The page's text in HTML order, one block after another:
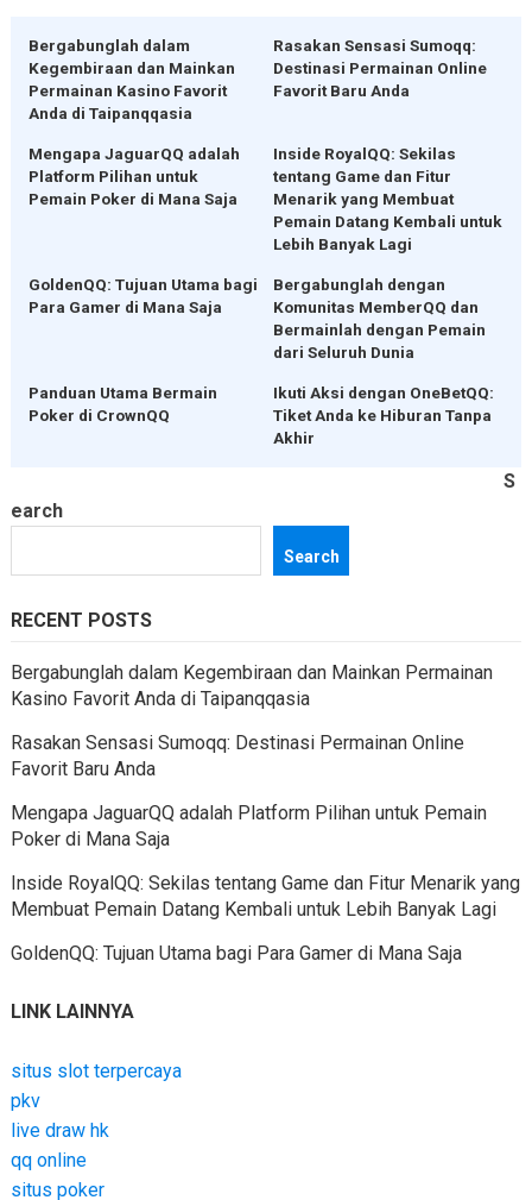
Bergabunglah dalam
Kegembiraan dan Mainkan
Permainan Kasino Favorit
Anda di Taipanqqasia
Rasakan Sensasi Sumoqq:
Destinasi Permainan Online
Favorit Baru Anda
Mengapa JaguarQQ adalah
Platform Pilihan untuk
Pemain Poker di Mana Saja
Inside RoyalQQ: Sekilas
tentang Game dan Fitur
Menarik yang Membuat
Pemain Datang Kembali untuk
Lebih Banyak Lagi
GoldenQQ: Tujuan Utama bagi
Para Gamer di Mana Saja
Bergabunglah dengan
Komunitas MemberQQ dan
Bermainlah dengan Pemain
dari Seluruh Dunia
Panduan Utama Bermain
Poker di CrownQQ
Ikuti Aksi dengan OneBetQQ:
Tiket Anda ke Hiburan Tanpa
Akhir
S
earch
Search
RECENT POSTS
Bergabunglah dalam Kegembiraan dan Mainkan Permainan
Kasino Favorit Anda di Taipanqqasia
Rasakan Sensasi Sumoqq: Destinasi Permainan Online
Favorit Baru Anda
Mengapa JaguarQQ adalah Platform Pilihan untuk Pemain
Poker di Mana Saja
Inside RoyalQQ: Sekilas tentang Game dan Fitur Menarik yang
Membuat Pemain Datang Kembali untuk Lebih Banyak Lagi
GoldenQQ: Tujuan Utama bagi Para Gamer di Mana Saja
LINK LAINNYA
situs slot terpercaya
pkv
live draw hk
qq online
situs poker